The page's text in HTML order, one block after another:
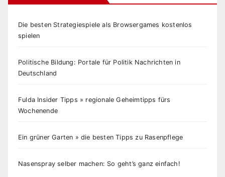
Die besten Strategiespiele als Browsergames kostenlos
spielen
Politische Bildung: Portale für Politik Nachrichten in
Deutschland
Fulda Insider Tipps » regionale Geheimtipps fürs
Wochenende
Ein grüner Garten » die besten Tipps zu Rasenpflege
Nasenspray selber machen: So geht’s ganz einfach!